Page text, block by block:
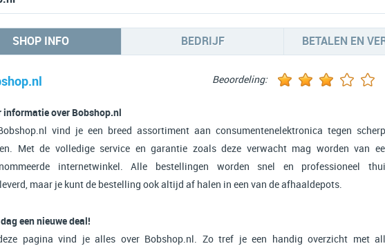
SHOP INFO BEDRIJF BETALEN EN
Beoordeling:
informatie over Bobshop.nl
vind je een breed assortiment aan consumentenelektronica tegen
Met de volledige service en garantie zoals deze verwacht mag worden van
internetwinkel. Alle bestellingen worden snel en professioneel
maar je kunt de bestelling ook altijd af halen in een van de afhaaldepots.
een nieuwe deal!
pagina vind je alles over Bobshop.nl. Zo tref je een handig overzicht met